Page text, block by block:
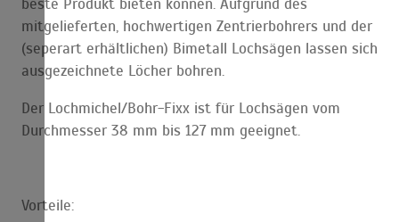
beste Produkt bieten können. Aufgrund des
mitgelieferten, hochwertigen Zentrierbohrers und der
(seperart erhältlichen) Bimetall Lochsägen lassen sich
ausgezeichnete Löcher bohren.
Der Lochmichel/Bohr-Fixx ist für Lochsägen vom
Durchmesser 38 mm bis 127 mm geeignet.
Vorteile: